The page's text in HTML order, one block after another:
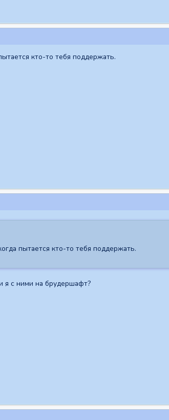
кто-то тебя поддержать.
пытается кто-то тебя поддержать.
я с ними на брудершафт?